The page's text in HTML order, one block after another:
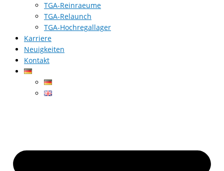
TGA-Reinraeume
TGA-Relaunch
TGA-Hochregallager
Karriere
Neuigkeiten
Kontakt